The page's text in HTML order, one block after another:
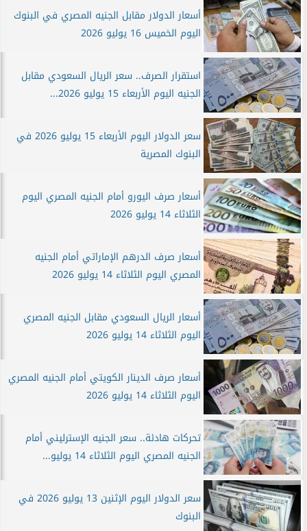
أسعار الدولار مقابل الجنيه المصري في البنوك
اليوم الخميس 16 يوليو 2026
استقرار الصرف.. سعر الريال السعودي مقابل
الجنيه اليوم الأربعاء 15 يوليو 2026...
سعر الدولار اليوم الأربعاء 15 يوليو 2026 في
البنوك المصرية
أسعار صرف اليورو أمام الجنيه المصري اليوم
الثلاثاء 14 يوليو 2026
أسعار صرف الدرهم الإماراتي أمام الجنيه
المصري اليوم الثلاثاء 14 يوليو 2026
أسعار الريال السعودي مقابل الجنيه المصري
اليوم الثلاثاء 14 يوليو 2026
أسعار صرف الدينار الكويتي أمام الجنيه المصري
اليوم الثلاثاء 14 يوليو 2026
تحركات هادئة.. سعر الجنيه الإسترليني أمام
الجنيه المصري اليوم الثلاثاء 14 يوليو...
سعر الدولار اليوم الإثنين 13 يوليو 2026 في
البنوك